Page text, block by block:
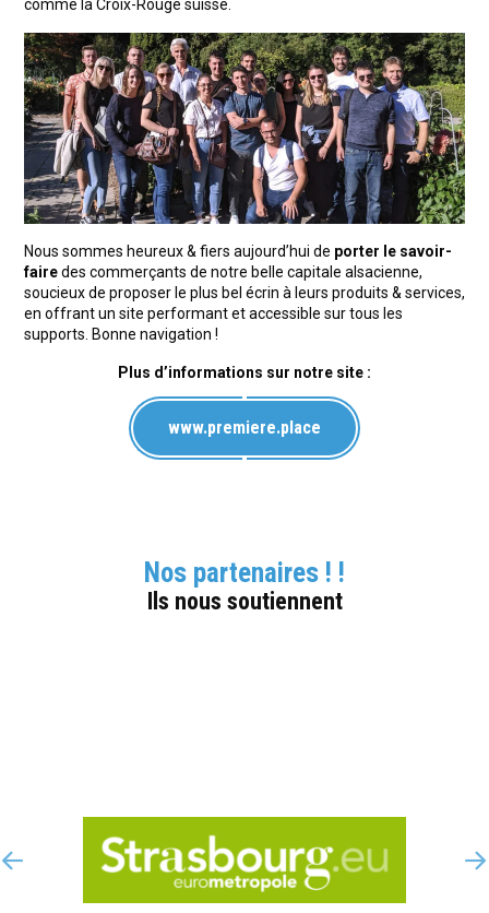
comme la Croix-Rouge suisse.
Nous sommes heureux & fiers aujourd’hui de porter le savoir-
fairedes commerçants de notre belle capitale alsacienne,
soucieux de proposer le plus bel écrin à leurs produits & services,
en offrant un site performant et accessible sur tous les
supports. Bonne navigation !
Plus d’informations sur notre site :
www.premiere.place
Nos partenaires ! !
Ils nous soutiennent